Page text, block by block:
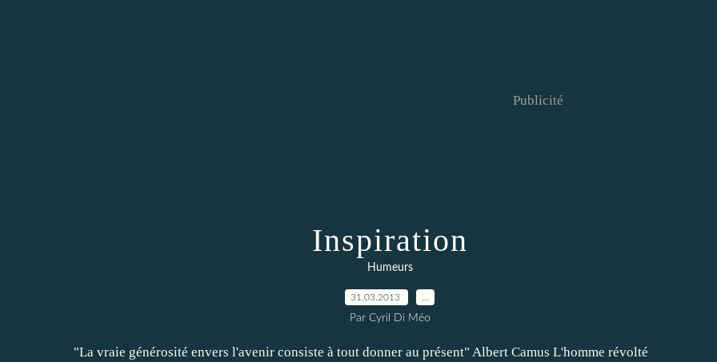
Publicité
Inspiration
Humeurs
31.03.2013
Par Cyril Di Méo
"La vraie générosité envers l'avenir consiste à tout donner au présent" Albert Camus L'homme révolté